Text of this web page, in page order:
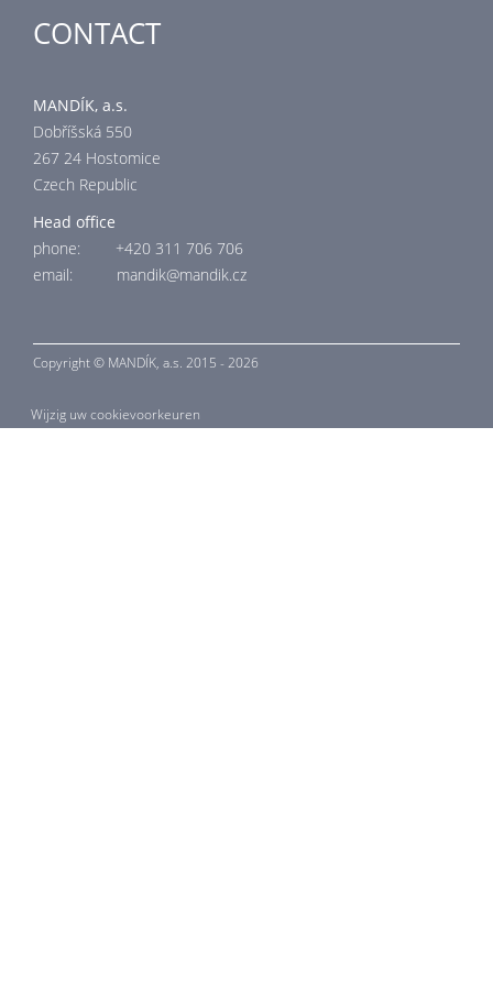
CONTACT
MANDÍK, a.s.
Dobříšská 550
267 24 Hostomice
Czech Republic
Head office
phone: +420 311 706 706
email: mandik@mandik.cz
Copyright © MANDÍK, a.s. 2015 - 2026
Wijzig uw cookievoorkeuren